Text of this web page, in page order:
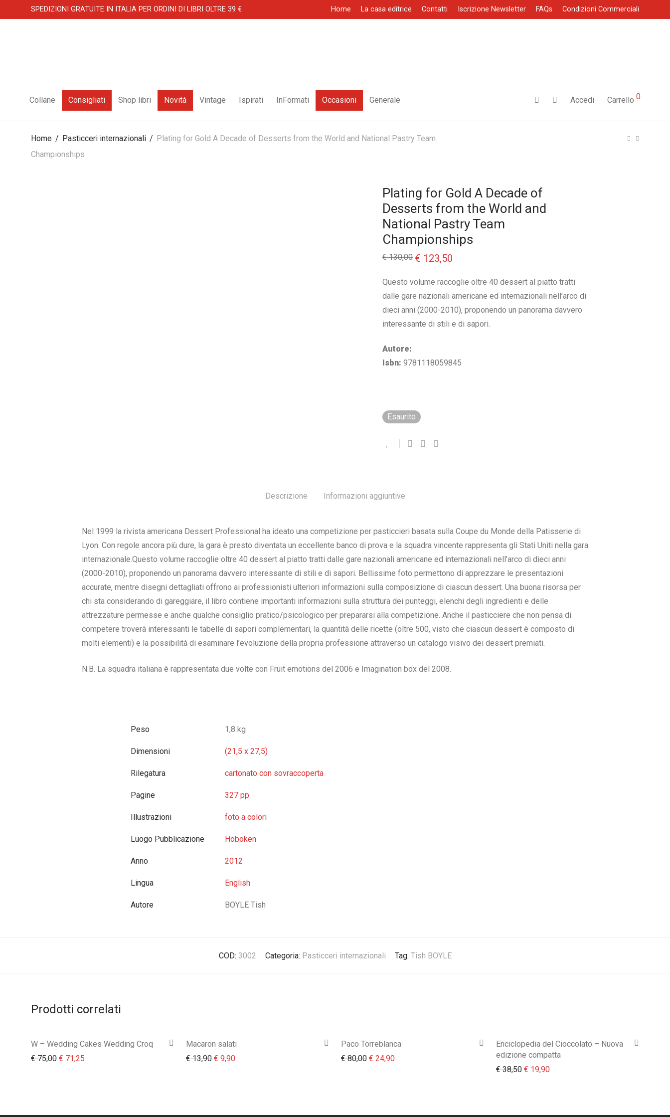
SPEDIZIONI GRATUITE IN ITALIA PER ORDINI DI LIBRI OLTRE 39 € Home La casa editrice Contatti Iscrizione Newsletter FAQs Condizioni Commerciali
Collane Consigliati Shop libri Novità Vintage Ispirati InFormati Occasioni Generale Accedi Carrello 0
Home / Pasticceri internazionali / Plating for Gold A Decade of Desserts from the World and National Pastry Team
Championships
Plating for Gold A Decade of
Desserts from the World and
National Pastry Team
Championships
€130,00 Il
prezzo
era:
€ 123,50
è:
€ 123,50.
Questo volume raccoglie oltre 40 dessert al piatto tratti
dalle gare nazionali americane ed internazionali nell’arco di
dieci anni (2000-2010), proponendo un panorama davvero
interessante di stili e di sapori.
Autore:
Isbn: 9781118059845
Esaurito
Descrizione Informazioni aggiuntive
Nel 1999 la rivista americana Dessert Professional ha ideato una competizione per pasticcieri basata sulla Coupe du Monde della Patisserie di
Lyon. Con regole ancora più dure, la gara è presto diventata un eccellente banco di prova e la squadra vincente rappresenta gli Stati Uniti nella gara
internazionale.Questo volume raccoglie oltre 40 dessert al piatto tratti dalle gare nazionali americane ed internazionali nell’arco di dieci anni
(2000-2010), proponendo un panorama davvero interessante di stili e di sapori. Bellissime foto permettono di apprezzare le presentazioni
accurate, mentre disegni dettagliati offrono ai professionisti ulteriori informazioni sulla composizione di ciascun dessert. Una buona risorsa per
chi sta considerando di gareggiare, il libro contiene importanti informazioni sulla struttura dei punteggi, elenchi degli ingredienti e delle
attrezzature permesse e anche qualche consiglio pratico/psicologico per prepararsi alla competizione. Anche il pasticciere che non pensa di
competere troverà interessanti le tabelle di sapori complementari, la quantità delle ricette (oltre 500, visto che ciascun dessert è composto di
molti elementi) e la possibilità di esaminare l’evoluzione della propria professione attraverso un catalogo visivo dei dessert premiati.
N.B. La squadra italiana è rappresentata due volte con Fruit emotions del 2006 e Imagination box del 2008.
Peso 1,8 kg
Dimensioni (21,5 x 27,5)
Rilegatura cartonato con sovraccoperta
Pagine 327 pp
Illustrazioni foto a colori
Luogo Pubblicazione Hoboken
Anno 2012
Lingua English
Autore BOYLE Tish
COD: 3002 Categoria: Pasticceri internazionali Tag: Tish BOYLE
Prodotti correlati
W – Wedding Cakes Wedding Croq
€75,00 Il prezzo originale era: € 75,00.
€ 71,25
Macaron salati
€13,90 Il prezzo originale era: € 13,90.
€ 9,90Il prezzo attuale è: € 9,90.
Paco Torreblanca
€80,00 Il prezzo originale era: € 80,00.
€ 24,90Il prezzo attuale è: € 24,90.
Enciclopedia del Cioccolato – Nuova
edizione compatta
€38,50 Il prezzo originale era: € 38,50.
€ 19,90Il prezzo attuale è: € 19,90.